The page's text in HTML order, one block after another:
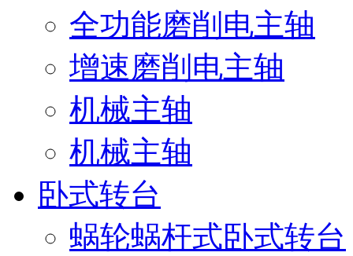
全功能磨削电主轴
增速磨削电主轴
机械主轴
机械主轴
卧式转台
蜗轮蜗杆式卧式转台